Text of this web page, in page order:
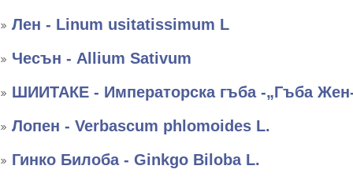
Лен - Linum usitatissimum L
Чесън - Allium Sativum
ШИИТАКЕ - Императорска гъба -„Гъба
Лопен - Verbascum phlomoides L.
Гинко Билоба - Ginkgo Biloba L.